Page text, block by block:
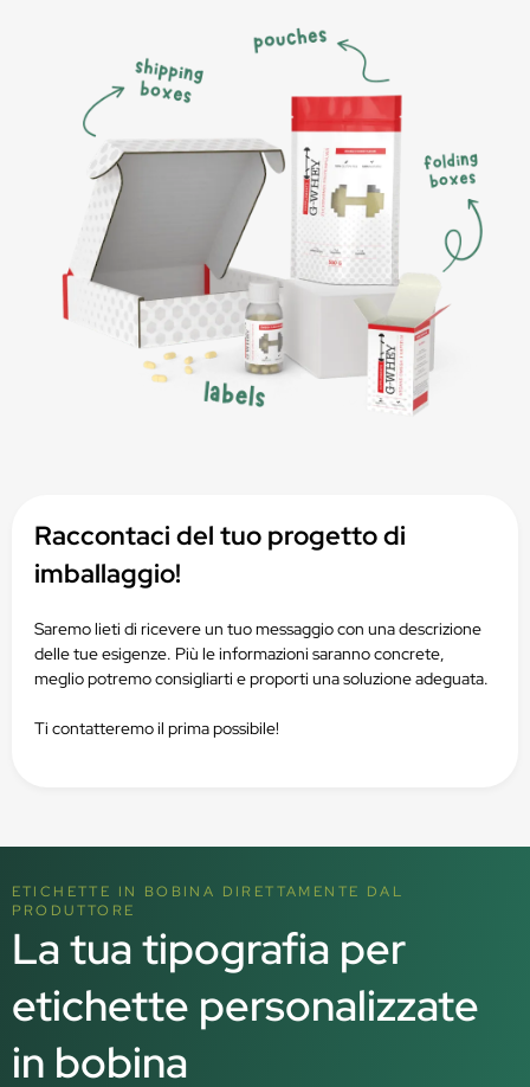
Raccontaci del tuo progetto di
imballaggio!
Saremo lieti di ricevere un tuo messaggio con una descrizione
delle tue esigenze. Più le informazioni saranno concrete,
meglio potremo consigliarti e proporti una soluzione adeguata.
Ti contatteremo il prima possibile!
ETICHETTE IN BOBINA DIRETTAMENTE DAL
PRODUTTORE
La tua tipografia per
etichette personalizzate
in bobina